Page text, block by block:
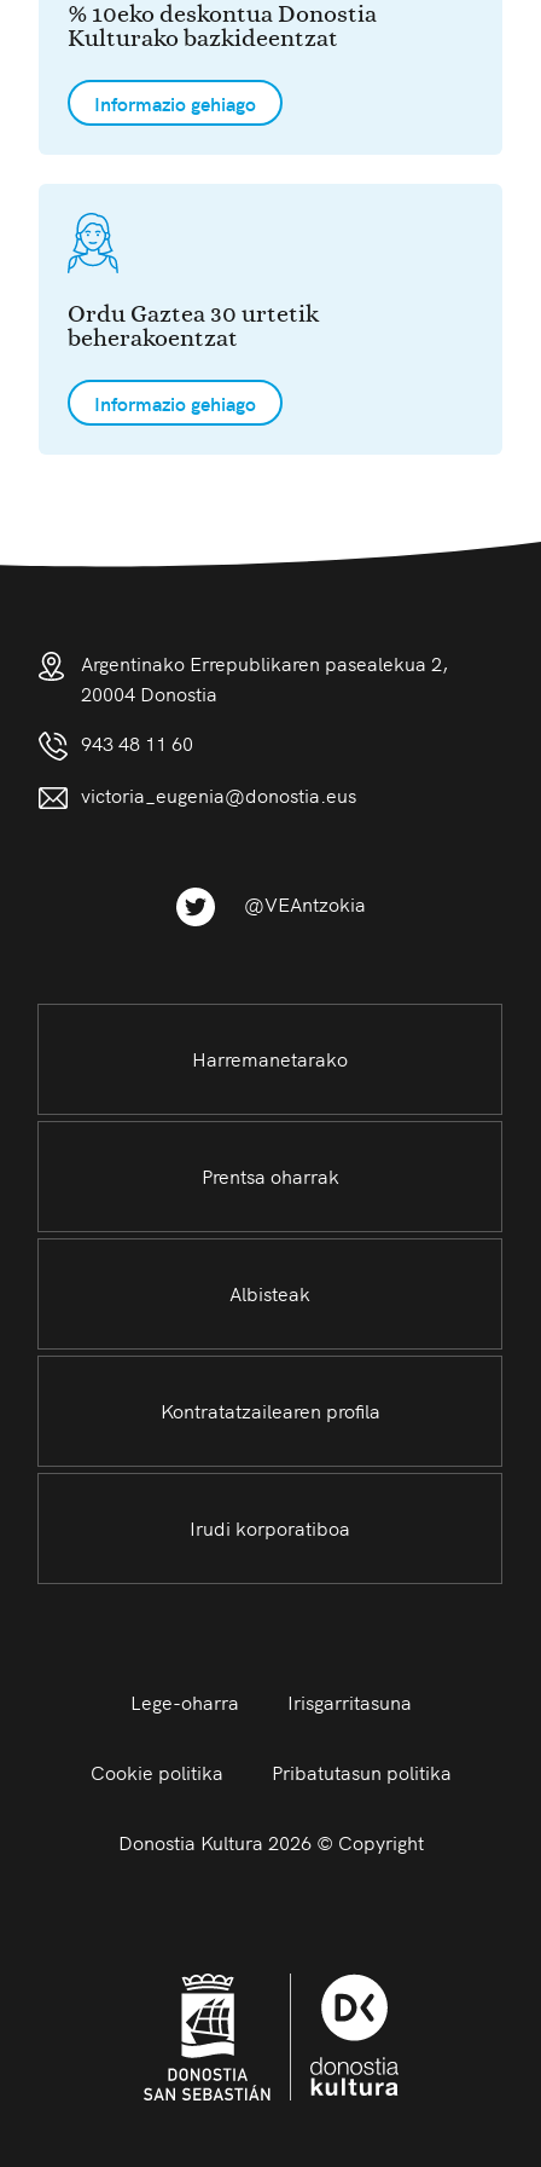
% 10eko deskontua Donostia
Kulturako bazkideentzat
Informazio gehiago
Ordu Gaztea 30 urtetik
beherakoentzat
Informazio gehiago
Argentinako Errepublikaren pasealekua 2,
20004 Donostia
943 48 11 60
victoria_eugenia@donostia.eus
@VEAntzokia
Harremanetarako
Prentsa oharrak
Albisteak
Kontratatzailearen profila
Irudi korporatiboa
Lege-oharra Irisgarritasuna
Cookie politika Pribatutasun politika
Donostia Kultura 2026 © Copyright